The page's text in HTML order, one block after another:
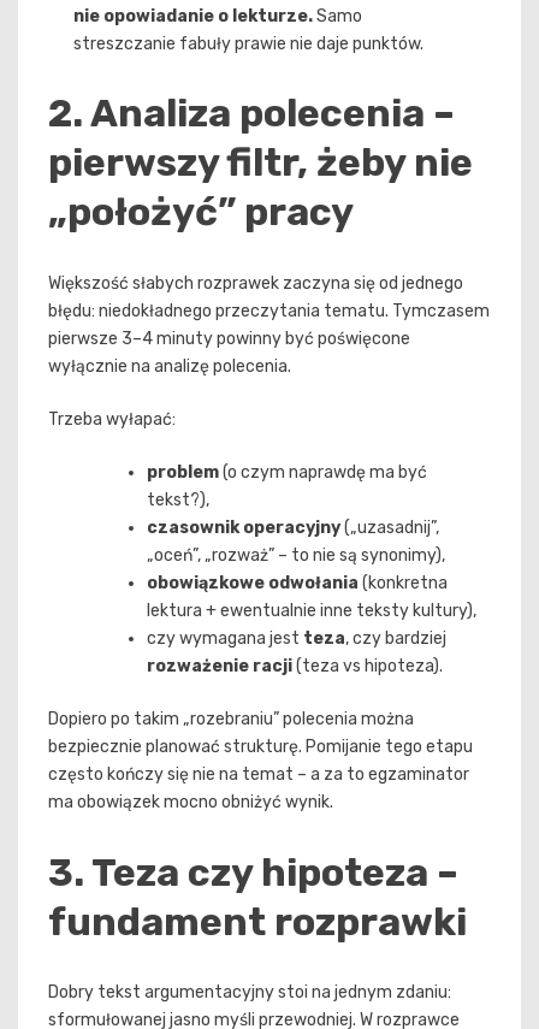
nie opowiadanie o lekturze.Samo
streszczanie fabuły prawie nie daje punktów.
2. Analiza polecenia –
pierwszy filtr, żeby nie
„położyć” pracy
Większość słabych rozprawek zaczyna się od jednego
błędu: niedokładnego przeczytania tematu. Tymczasem
pierwsze 3–4 minuty powinny być poświęcone
wyłącznie na analizę polecenia.
Trzeba wyłapać:
problem(o czym naprawdę ma być
tekst?),
czasownik operacyjny(„uzasadnij”,
„oceń”, „rozważ” – to nie są synonimy),
obowiązkowe odwołania (konkretna
lektura + ewentualnie inne teksty kultury),
czy wymagana jest teza, czy bardziej
rozważenie racji(teza vs hipoteza).
Dopiero po takim „rozebraniu” polecenia można
bezpiecznie planować strukturę. Pomijanie tego etapu
często kończy się nie na temat – a za to egzaminator
ma obowiązek mocno obniżyć wynik.
3. Teza czy hipoteza –
fundament rozprawki
Dobry tekst argumentacyjny stoi na jednym zdaniu:
sformułowanej jasno myśli przewodniej. W rozprawce